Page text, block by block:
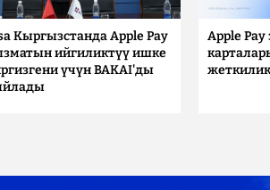
Кыргызстанда Apple Pay
ийгиликтүү ишке
үчүн BAKAI'ды
Apple